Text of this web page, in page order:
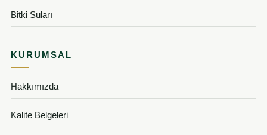
Bitki Suları
KURUMSAL
Hakkımızda
Kalite Belgeleri